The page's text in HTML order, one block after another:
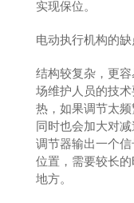
实现保位。
电动执行机构的缺
结构较复杂，更
场维护人员的技
热，如果调节太
同时也会加大对
调节器输出一个
位置，需要较长
地方。